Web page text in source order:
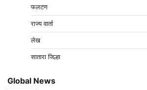
फलटण
राज्य वार्ता
लेख
सातारा जिल्हा
Global News